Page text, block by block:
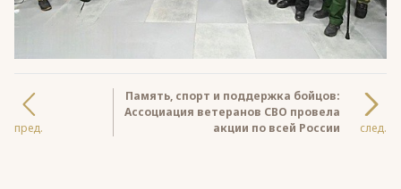
пред.
Память, спорт и поддержка бойцов:
Ассоциация ветеранов СВО провела
акции по всей России
след.